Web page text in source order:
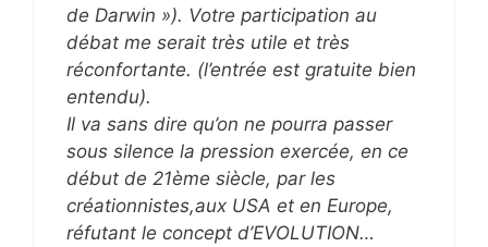
de Darwin »). Votre participation au
débat me serait très utile et très
réconfortante. (l’entrée est gratuite bien
entendu).
Il va sans dire qu’on ne pourra passer
sous silence la pression exercée, en ce
début de 21ème siècle, par les
créationnistes,aux USA et en Europe,
réfutant le concept d’EVOLUTION…